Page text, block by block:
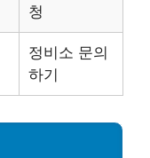
청
정비소 문의
하기